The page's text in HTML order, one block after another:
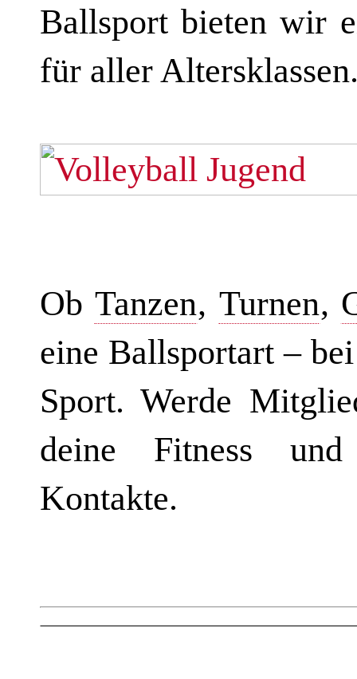
Ballsport bieten wir
für aller
Ob Tanzen, Turnen,
eine Ballsportart –
Sport. Werde
deine Fitness
Kontakte.